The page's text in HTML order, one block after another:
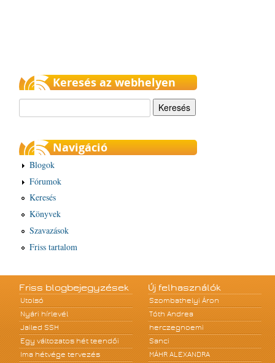
Keresés az webhelyen
Navigáció
Blogok
Fórumok
Keresés
Könyvek
Szavazások
Friss tartalom
Friss blogbejegyzések
Utolsó
Nyári hírlevél
Jailed SSH
Egy változatos hét teendői
Ima hétvége tervezés
Új felhasználók
Szombathelyi Áron
Tóth Andrea
herczegnoemi
Sanci
MÁHR ALEXANDRA